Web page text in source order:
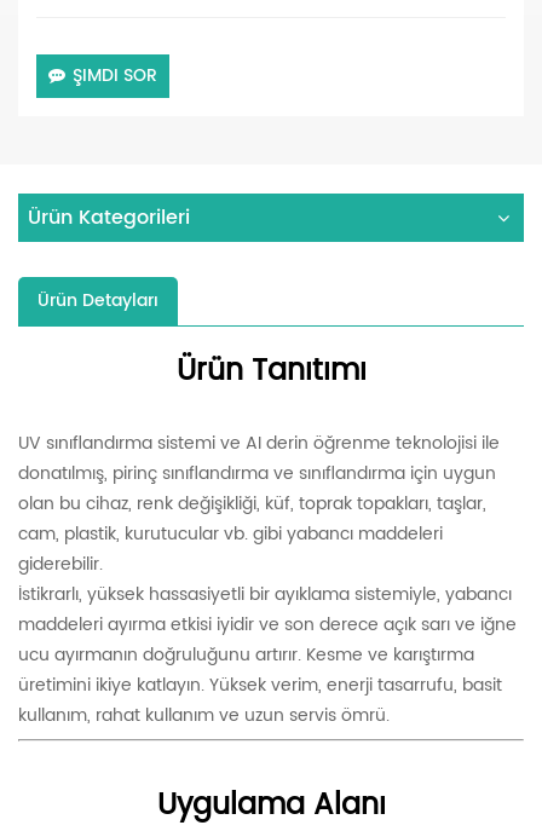
ŞIMDI SOR
Ürün Kategorileri
Ürün Detayları
Ürün Tanıtımı
UV sınıflandırma sistemi ve AI derin öğrenme teknolojisi ile
donatılmış, pirinç sınıflandırma ve sınıflandırma için uygun
olan bu cihaz, renk değişikliği, küf, toprak topakları, taşlar,
cam, plastik, kurutucular vb. gibi yabancı maddeleri
giderebilir.
İstikrarlı, yüksek hassasiyetli bir ayıklama sistemiyle, yabancı
maddeleri ayırma etkisi iyidir ve son derece açık sarı ve iğne
ucu ayırmanın doğruluğunu artırır. Kesme ve karıştırma
üretimini ikiye katlayın. Yüksek verim, enerji tasarrufu, basit
kullanım, rahat kullanım ve uzun servis ömrü.
Uygulama Alanı